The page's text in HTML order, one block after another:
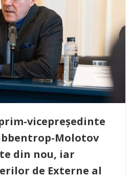
vicepreședinte
Molotov
din nou, iar
de Externe al